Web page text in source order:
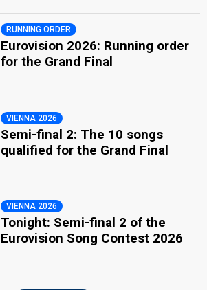
RUNNING ORDER
Eurovision 2026: Running order
for the Grand Final
VIENNA 2026
Semi-final 2: The 10 songs
qualified for the Grand Final
VIENNA 2026
Tonight: Semi-final 2 of the
Eurovision Song Contest 2026